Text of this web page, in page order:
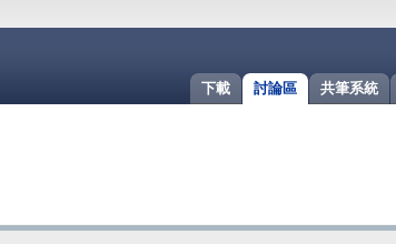
共筆系統
討論區
下載